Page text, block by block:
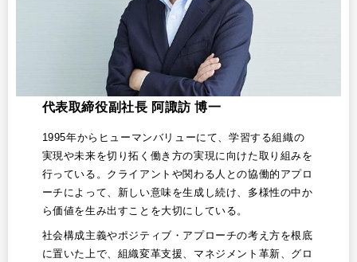
代表取締役副社長 阿諏訪 博一
1995年からヒューマンバリューにて、学習する組織の
実現や未来を切り拓く働き方の実現に向けた取り組みを
行っている。クライアントや関わる人との協働的アプロ
ーチによって、新しい意味を生成し続け、多様性の中か
ら価値を生み出すことを大切にしている。
社会構成主義やポジティブ・アプローチの考え方を根底
に置いた上で、組織変革支援、マネジメント革新、グロ